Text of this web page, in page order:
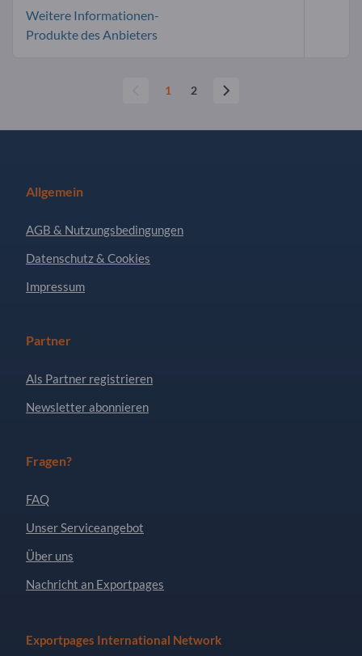
Weitere Informationen-
Produkte des Anbieters
1 2
Allgemein
AGB & Nutzungsbedingungen
Datenschutz & Cookies
Impressum
Partner
Als Partner registrieren
Newsletter abonnieren
Fragen?
FAQ
Unser Serviceangebot
Über uns
Nachricht an Exportpages
Exportpages International Network